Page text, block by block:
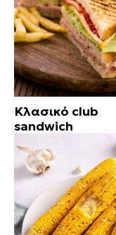
Κλασικό club
sandwich